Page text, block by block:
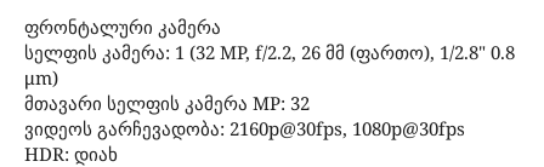
ფრონტალური კამერა
სელფის კამერა: 1 (32 MP, f/2.2, 26 მმ (ფართო), 1/2.8" 0.8
μm)
მთავარი სელფის კამერა MP: 32
ვიდეოს გარჩევადობა: 2160p@30fps, 1080p@30fps
HDR: დიახ